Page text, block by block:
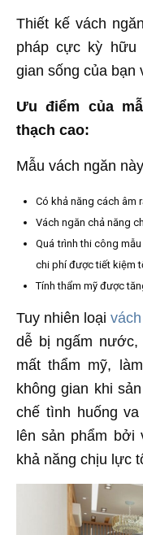
Thiết kế vách
pháp cực kỳ hữu
gian sống của bạn
Ưu điểm của
thạch cao:
Mẫu vách ngăn
Có khả năng cách âm
Vách ngăn chả năng
Quá trình thi công
chi phí được tiết kiệm
Tính thẩm mỹ được
Tuy nhiên loại
dễ bị ngấm
mất thẩm mỹ,
không gian khi
chế tình huống
lên sản phẩm bởi
khả năng chịu lực